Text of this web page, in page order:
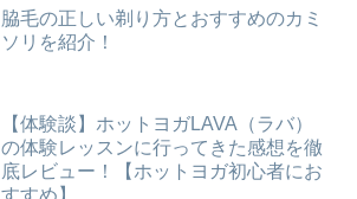
脇毛の正しい剃り方とおすすめのカミ
ソリを紹介！
【体験談】ホットヨガLAVA（ラバ）
の体験レッスンに行ってきた感想を徹
底レビュー！【ホットヨガ初心者にお
すすめ】